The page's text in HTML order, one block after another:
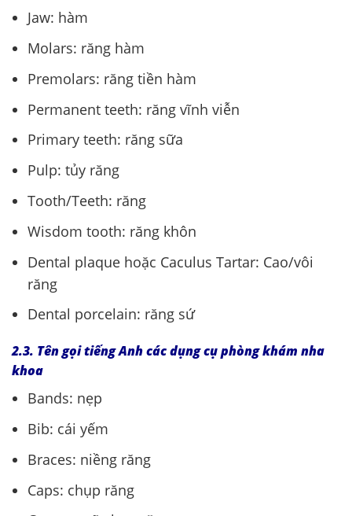
Jaw: hàm
Molars: răng hàm
Premolars: răng tiền hàm
Permanent teeth: răng vĩnh viễn
Primary teeth: răng sữa
Pulp: tủy răng
Tooth/Teeth: răng
Wisdom tooth: răng khôn
Dental plaque hoặc Caculus Tartar: Cao/vôi
răng
Dental porcelain: răng sứ
2.3. Tên gọi tiếng Anh các dụng cụ phòng khám nha
khoa
Bands: nẹp
Bib: cái yếm
Braces: niềng răng
Caps: chụp răng